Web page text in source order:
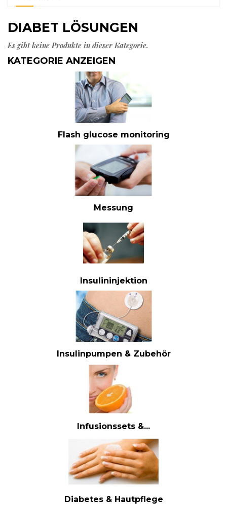
DIABET LÖSUNGEN
Es gibt keine Produkte in dieser Kategorie.
KATEGORIE ANZEIGEN
Flash glucose monitoring
Messung
Insulininjektion
Insulinpumpen & Zubehör
Infusionssets &...
Diabetes & Hautpflege